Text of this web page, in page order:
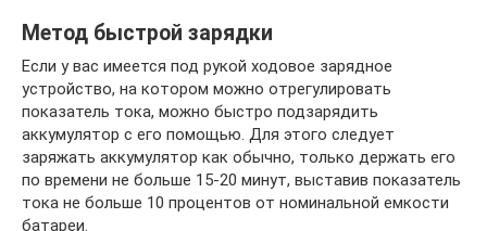
Метод быстрой зарядки
Если у вас имеется под рукой ходовое зарядное
устройство, на котором можно отрегулировать
показатель тока, можно быстро подзарядить
аккумулятор с его помощью. Для этого следует
заряжать аккумулятор как обычно, только держать его
по времени не больше 15-20 минут, выставив показатель
тока не больше 10 процентов от номинальной емкости
батареи.